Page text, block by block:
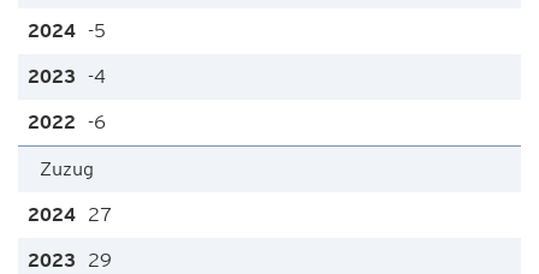
-5
-4
-6
Zuzug
27
29